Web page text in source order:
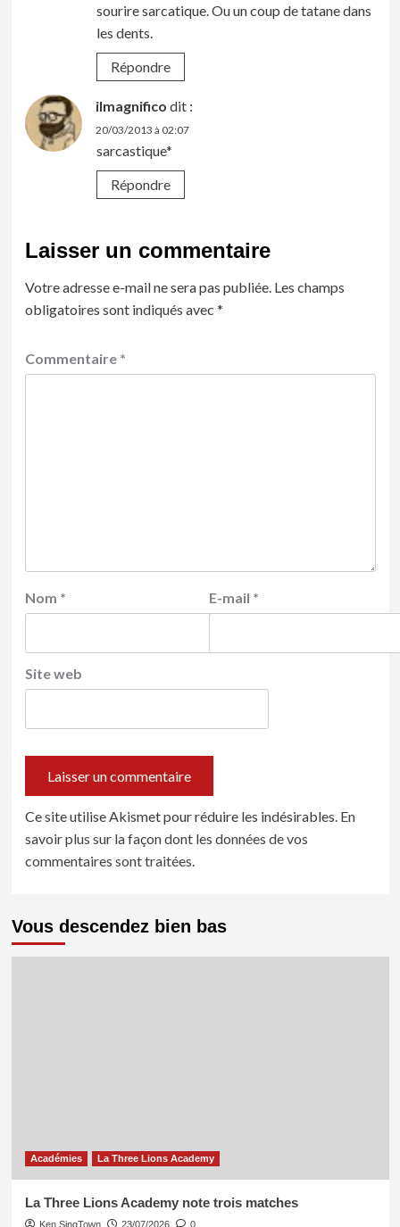
sourire sarcatique. Ou un coup de tatane dans
les dents.
Répondre
ilmagnifico dit :
20/03/2013 à 02:07
sarcastique*
Répondre
Laisser un commentaire
Votre adresse e-mail ne sera pas publiée. Les champs
obligatoires sont indiqués avec *
Commentaire *
Nom * E-mail *
Site web
Ce site utilise Akismet pour réduire les indésirables. En
savoir plus sur la façon dont les données de vos
commentaires sont traitées.
Vous descendez bien bas
Académies La Three Lions Academy
La Three Lions Academy note trois matches
Ken SingTown 23/07/2026 0